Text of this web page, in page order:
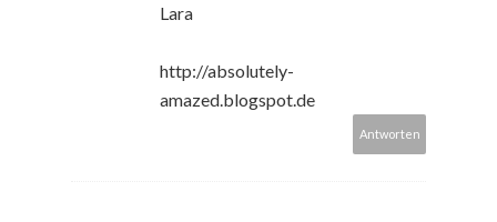
Lara
http://absolutely-
amazed.blogspot.de
Antworten